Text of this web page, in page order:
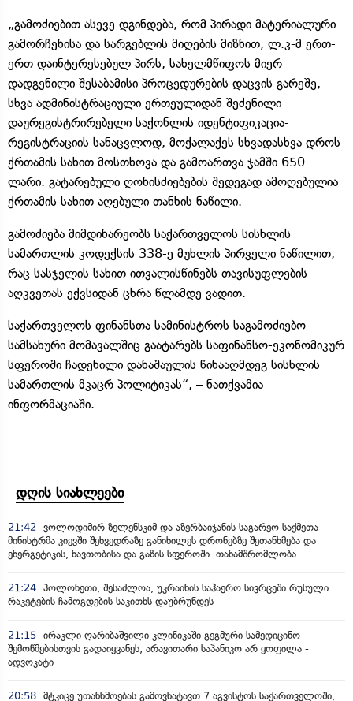
„გამოძიებით ასევე დგინდება, რომ პირადი მატერიალური
გამორჩენისა და სარგებლის მიღების მიზნით, ლ.კ-მ ერთ-
ერთ დაინტერესებულ პირს, სახელმწიფოს მიერ
დადგენილი შესაბამისი პროცედურების დაცვის გარეშე,
სხვა ადმინისტრაციული ერთეულიდან შეძენილი
დაურეგისტრირებელი საქონლის იდენტიფიკაცია-
რეგისტრაციის სანაცვლოდ, მოქალაქეს სხვადასხვა დროს
ქრთამის სახით მოსთხოვა და გამოართვა ჯამში 650
ლარი. გატარებული ღონისძიებების შედეგად ამოღებულია
ქრთამის სახით აღებული თანხის ნაწილი.
გამოძიება მიმდინარეობს საქართველოს სისხლის
სამართლის კოდექსის 338-ე მუხლის პირველი ნაწილით,
რაც სასჯელის სახით ითვალისწინებს თავისუფლების
აღკვეთას ექვსიდან ცხრა წლამდე ვადით.
საქართველოს ფინანსთა სამინისტროს საგამოძიებო
სამსახური მომავალშიც გაატარებს საფინანსო-ეკონომიკურ
სფეროში ჩადენილი დანაშაულის წინააღმდეგ სისხლის
სამართლის მკაცრ პოლიტიკას“, – ნათქვამია
ინფორმაციაში.
დღის სიახლეები
21:42
ვოლოდიმირ ზელენსკიმ და აზერბაიჯანის საგარეო საქმეთა
მინისტრმა კიევში შეხვედრაზე განიხილეს დრონებზე შეთანხმება და
ენერგეტიკის, ნავთობისა და გაზის სფეროში თანამშრომლობა.
21:24 პოლონეთი, შესაძლოა, უკრაინის საჰაერო სივრცეში რუსული
რაკეტების ჩამოგდების საკითხს დაუბრუნდეს
21:15 ირაკლი ღარიბაშვილი კლინიკაში გეგმური სამედიცინო
შემოწმებისთვის გადაიყვანეს, არავითარი საპანიკო არ ყოფილა -
ადვოკატი
20:58 მტკიცე უთანხმოებას გამოვხატავთ 7 აგვისტოს საქართველოში,